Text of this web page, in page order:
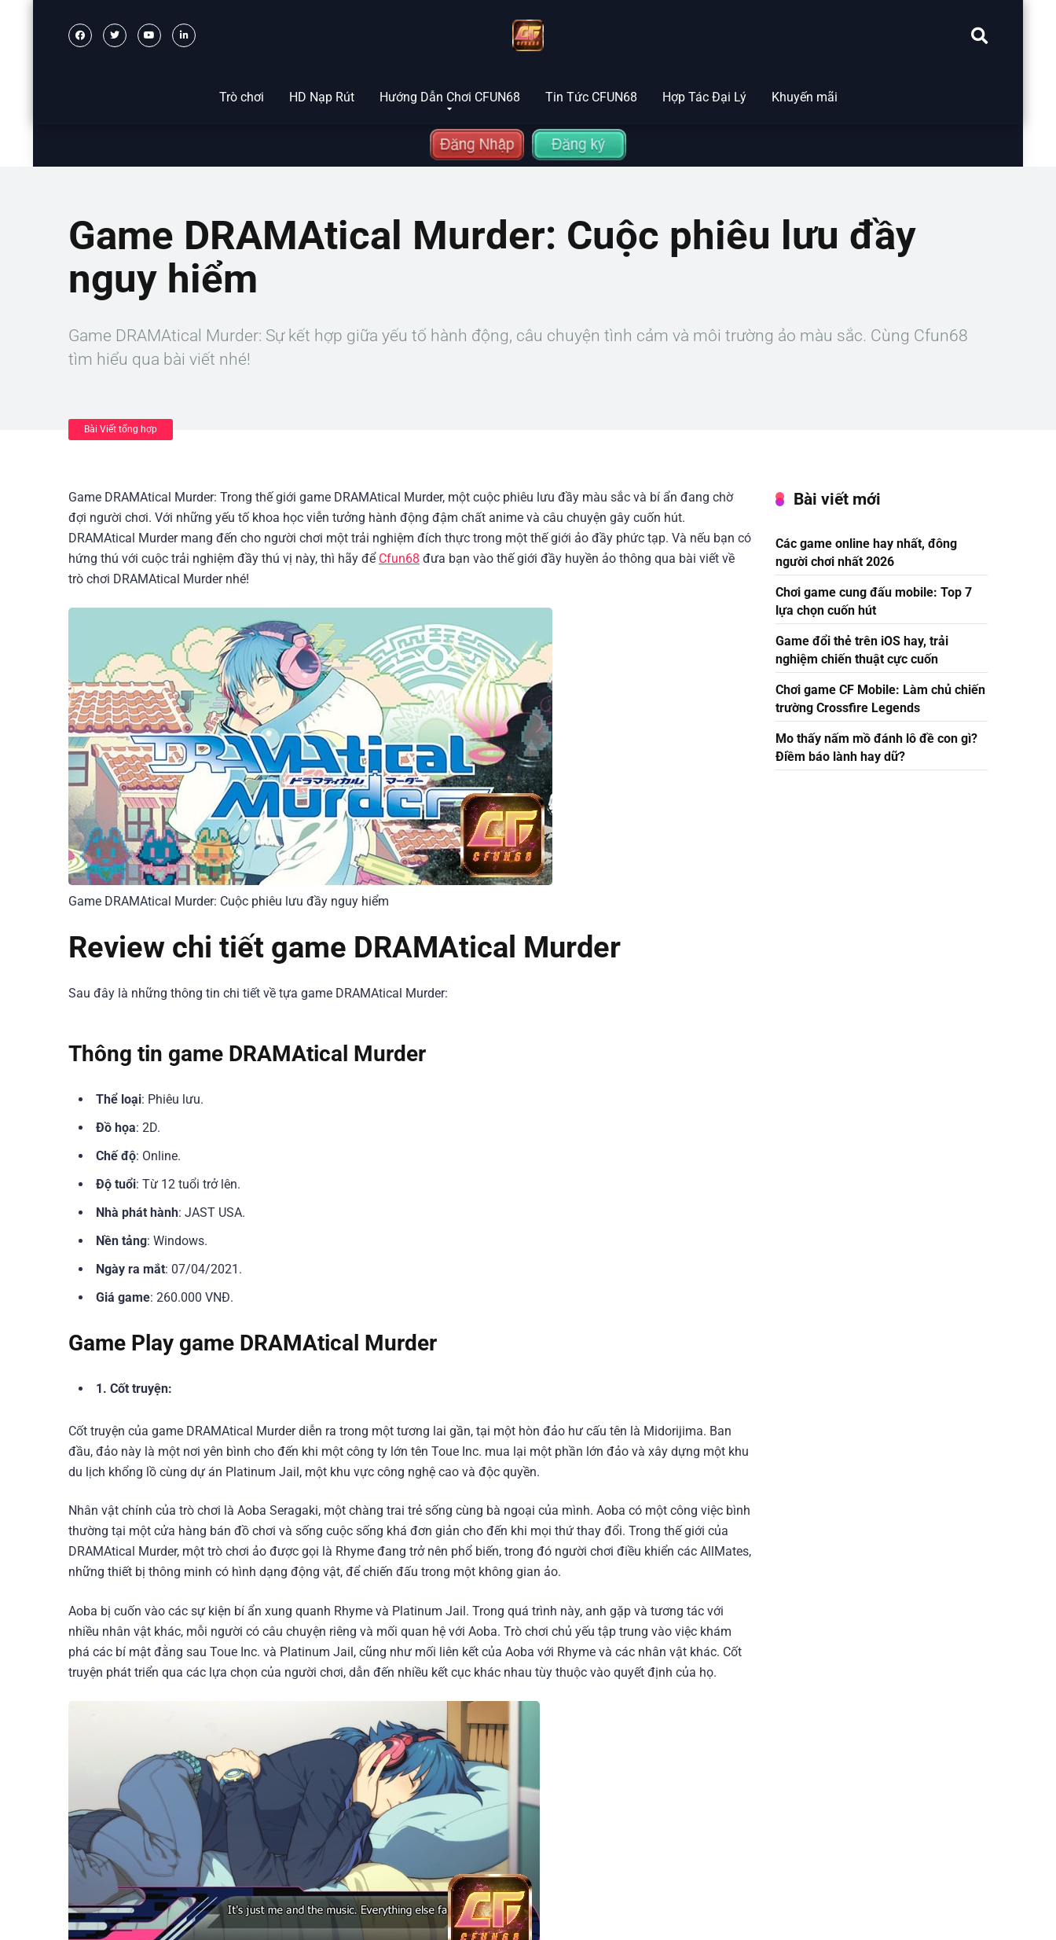
Trò chơi HD Nạp Rút Hướng Dẫn Chơi CFUN68 Tin Tức CFUN68 Hợp Tác Đại Lý Khuyến mãi
Game DRAMAtical Murder: Cuộc phiêu lưu đầy
nguy hiểm
Game DRAMAtical Murder: Sự kết hợp giữa yếu tố hành động, câu chuyện tình cảm và môi trường ảo màu sắc. Cùng Cfun68
tìm hiểu qua bài viết nhé!
Bài Viết tổng hợp
Game DRAMAtical Murder: Trong thế giới game DRAMAtical Murder, một cuộc phiêu lưu đầy màu sắc và bí ẩn đang chờ
đợi người chơi. Với những yếu tố khoa học viễn tưởng hành động đậm chất anime và câu chuyện gây cuốn hút.
DRAMAtical Murder mang đến cho người chơi một trải nghiệm đích thực trong một thế giới ảo đầy phức tạp. Và nếu bạn có
hứng thú với cuộc trải nghiệm đầy thú vị này, thì hãy để Cfun68 đưa bạn vào thế giới đầy huyền ảo thông qua bài viết về
trò chơi DRAMAtical Murder nhé!
Game DRAMAtical Murder: Cuộc phiêu lưu đầy nguy hiểm
Review chi tiết game DRAMAtical Murder
Sau đây là những thông tin chi tiết về tựa game DRAMAtical Murder:
Thông tin game DRAMAtical Murder
Thể loại: Phiêu lưu.
Đồ họa: 2D.
Chế độ: Online.
Độ tuổi: Từ 12 tuổi trở lên.
Nhà phát hành: JAST USA.
Nền tảng: Windows.
Ngày ra mắt: 07/04/2021.
Giá game: 260.000 VNĐ.
Game Play game DRAMAtical Murder
1. Cốt truyện:
Cốt truyện của game DRAMAtical Murder diễn ra trong một tương lai gần, tại một hòn đảo hư cấu tên là Midorijima. Ban
đầu, đảo này là một nơi yên bình cho đến khi một công ty lớn tên Toue Inc. mua lại một phần lớn đảo và xây dựng một khu
du lịch khổng lồ cùng dự án Platinum Jail, một khu vực công nghệ cao và độc quyền.
Nhân vật chính của trò chơi là Aoba Seragaki, một chàng trai trẻ sống cùng bà ngoại của mình. Aoba có một công việc bình
thường tại một cửa hàng bán đồ chơi và sống cuộc sống khá đơn giản cho đến khi mọi thứ thay đổi. Trong thế giới của
DRAMAtical Murder, một trò chơi ảo được gọi là Rhyme đang trở nên phổ biến, trong đó người chơi điều khiển các AllMates,
những thiết bị thông minh có hình dạng động vật, để chiến đấu trong một không gian ảo.
Aoba bị cuốn vào các sự kiện bí ẩn xung quanh Rhyme và Platinum Jail. Trong quá trình này, anh gặp và tương tác với
nhiều nhân vật khác, mỗi người có câu chuyện riêng và mối quan hệ với Aoba. Trò chơi chủ yếu tập trung vào việc khám
phá các bí mật đằng sau Toue Inc. và Platinum Jail, cũng như mối liên kết của Aoba với Rhyme và các nhân vật khác. Cốt
truyện phát triển qua các lựa chọn của người chơi, dẫn đến nhiều kết cục khác nhau tùy thuộc vào quyết định của họ.
Bài viết mới
Các game online hay nhất, đông
người chơi nhất 2026
Chơi game cung đấu mobile: Top 7
lựa chọn cuốn hút
Game đổi thẻ trên iOS hay, trải
nghiệm chiến thuật cực cuốn
Chơi game CF Mobile: Làm chủ chiến
trường Crossfire Legends
Mo thấy nấm mồ đánh lô đề con gì?
Điềm báo lành hay dữ?